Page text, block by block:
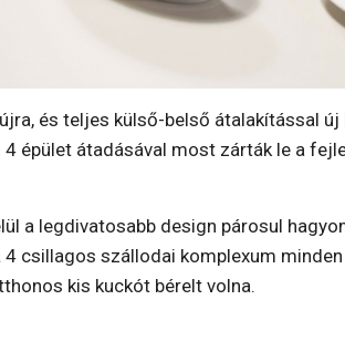
és teljes külső-belső átalakítással
épület átadásával most zárták le a
a legdivatosabb design párosul
csillagos szállodai komplexum
kis kuckót bérelt volna.